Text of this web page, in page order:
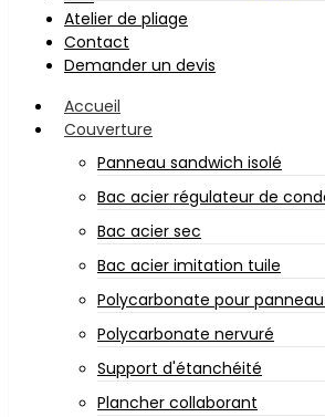
Atelier de pliage
Contact
Demander un devis
Accueil
Couverture
Panneau sandwich isolé
Bac acier régulateur de
Bac acier sec
Bac acier imitation tuile
Polycarbonate pour
Polycarbonate nervuré
Support d'étanchéité
Plancher collaborant